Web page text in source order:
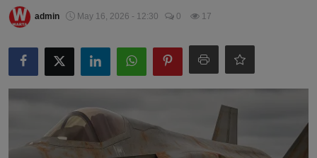
admin May 16, 2026 - 12:30 0 17